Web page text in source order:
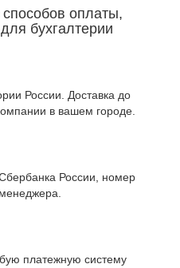
способов оплаты,
бухгалтерии
России. Доставка до
в вашем городе.
России, номер
платежную систему